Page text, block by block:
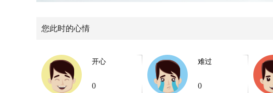
您此时的心情
开心
0
难过
0